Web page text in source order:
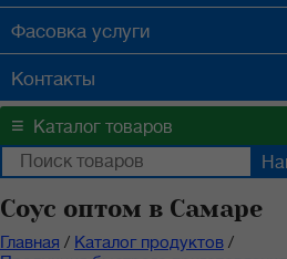
Фасовка услуги
Контакты
≡ Каталог товаров
Соус оптом в Самаре
Главная / Каталог продуктов /